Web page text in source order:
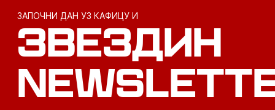
ЗАПОЧНИ ДАН УЗ КАФИЦУ И
ЗВЕЗДИН